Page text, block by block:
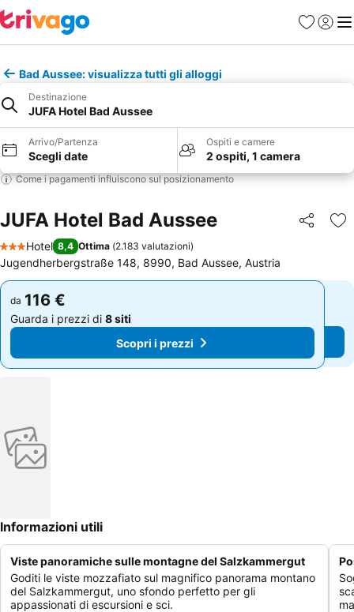
PreferitiAccedi
Bad Aussee: visualizza tutti gli alloggi
Destinazione
JUFA Hotel Bad Aussee
Arrivo/Partenza
Scegli date
Ospiti e camere
2 ospiti, 1 camera
Come i pagamenti influiscono sul posizionamento
JUFA Hotel Bad Aussee Condividi
3 Stelle
Hotel 8,4 Ottima (2.183 valutazioni)
Jugendherbergstraße 148, 8990, Bad Aussee, Austria
da 116 €
Guarda i prezzi di 8 siti
Scopri i prezzi
da 116 €
Guarda i prezzi di 8 siti
Scopri i prezzi
Informazioni utili
Viste panoramiche sulle montagne del Salzkammergut
Goditi le viste mozzafiato sul magnifico panorama montano
del Salzkammergut, uno sfondo perfetto per gli
appassionati di escursioni e sci.